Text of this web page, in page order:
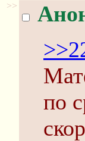
>>
по